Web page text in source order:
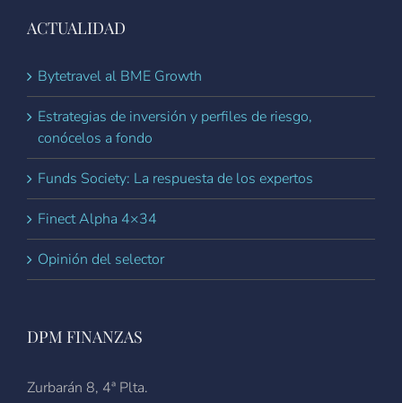
ACTUALIDAD
Bytetravel al BME Growth
Estrategias de inversión y perfiles de riesgo,
conócelos a fondo
Funds Society: La respuesta de los expertos
Finect Alpha 4×34
Opinión del selector
DPM FINANZAS
Zurbarán 8, 4ª Plta.